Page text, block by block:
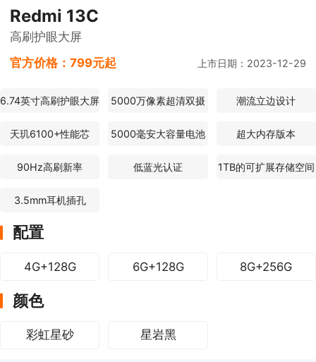
Redmi 13C
高刷护眼大屏
官方价格：799元起 上市日期：2023-12-29
6.74英寸高刷护眼大屏 5000万像素超清双摄 潮流立边设计
天玑6100+性能芯 5000毫安大容量电池 超大内存版本
90Hz高刷新率 低蓝光认证 1TB的可扩展存储空间
3.5mm耳机插孔
配置
4G+128G 6G+128G 8G+256G
颜色
彩虹星砂 星岩黑